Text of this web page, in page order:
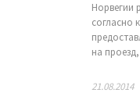
Норвегии
согласно
на
21.08.2014